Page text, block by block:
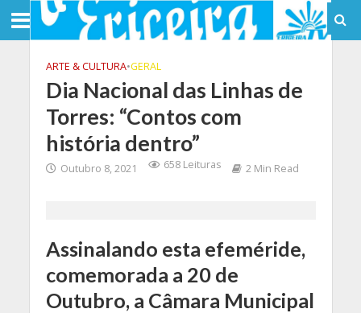
ARTE & CULTURA•GERAL
Dia Nacional das Linhas de
Torres: “Contos com
história dentro”
Outubro 8, 2021 658 Leituras 2 Min Read
Assinalando esta efeméride,
comemorada a 20 de
Outubro, a Câmara Municipal